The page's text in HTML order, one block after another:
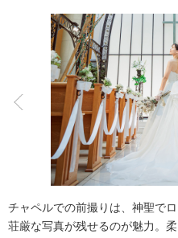
アクセス/TEL
こだわりポイント
スタジオでの撮影
チャペルでの前撮りは、神聖で
荘厳な写真が残せるのが魅力。